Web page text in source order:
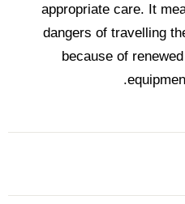
appropriate care. It
dangers of travelling
because of